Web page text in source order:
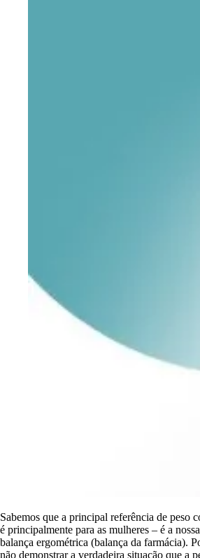
Sabemos que a principal referência de peso
é principalmente para as mulheres – é a
balança ergométrica (balança da farmácia).
não demonstrar a verdadeira situação que a